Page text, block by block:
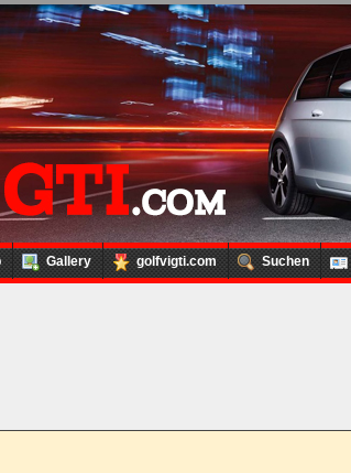
Gallery golfvigti.com Suchen